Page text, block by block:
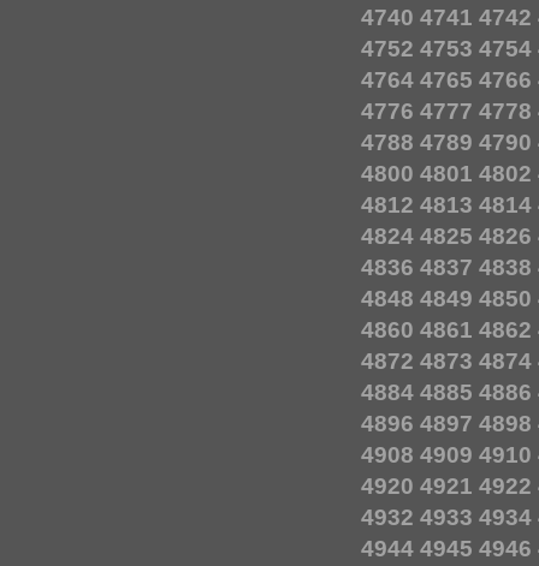
4740 4741 4742
4752 4753 4754
4764 4765 4766
4776 4777 4778
4788 4789 4790
4800 4801 4802
4812 4813 4814
4824 4825 4826
4836 4837 4838
4848 4849 4850
4860 4861 4862
4872 4873 4874
4884 4885 4886
4896 4897 4898
4908 4909 4910
4920 4921 4922
4932 4933 4934
4944 4945 4946